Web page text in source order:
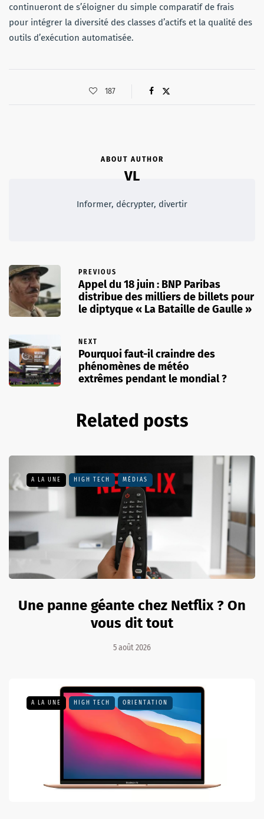
continueront de s’éloigner du simple comparatif de frais
pour intégrer la diversité des classes d’actifs et la qualité des
outils d’exécution automatisée.
187
ABOUT AUTHOR
VL
Informer, décrypter, divertir
PREVIOUS
Appel du 18 juin : BNP Paribas
distribue des milliers de billets pour
le diptyque « La Bataille de Gaulle »
NEXT
Pourquoi faut-il craindre des
phénomènes de météo
extrêmes pendant le mondial ?
Related posts
A LA UNE HIGH TECH MÉDIAS
Une panne géante chez Netflix ? On
vous dit tout
5 août 2026
A LA UNE HIGH TECH ORIENTATION